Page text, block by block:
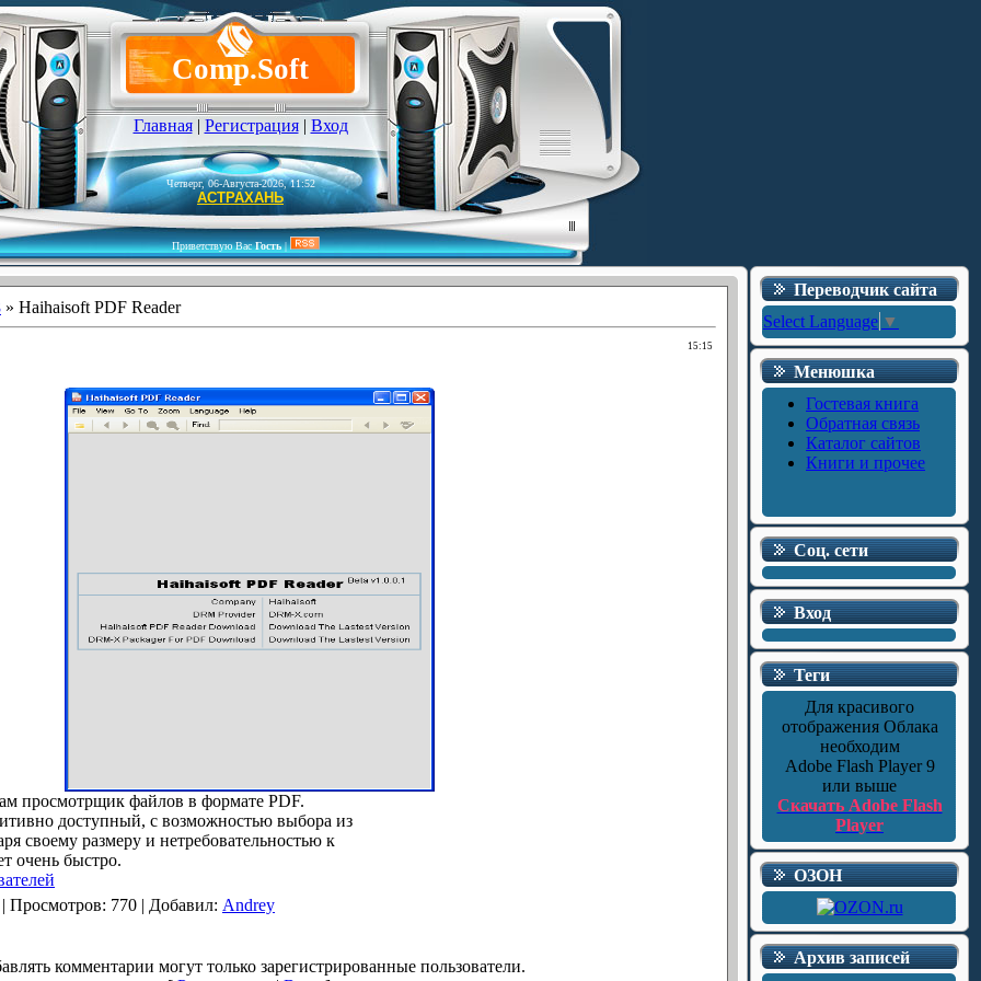
Comp.Soft
Главная| Регистрация| Вход
Четверг, 06-Августа-2026, 11:52
АСТРАХАНЬ
Приветствую Вас Гость|
» Haihaisoft PDF Reader
15:15
просмотрщик файлов в формате PDF.
доступный, с возможностью выбора из
своему размеру и нетребовательностью к
очень быстро.
Просмотров: 770 | Добавил: Andrey
комментарии могут только зарегистрированные пользователи.
Переводчик сайта
Select Language ▼
Менюшка
Гостевая книга
Обратная связь
Каталог сайтов
Книги и прочее
Соц. сети
Вход
Теги
Для красивого
отображения Облака
необходим
Adobe Flash Player 9
или выше
Скачать Adobe Flash
Player
ОЗОН
Архив записей